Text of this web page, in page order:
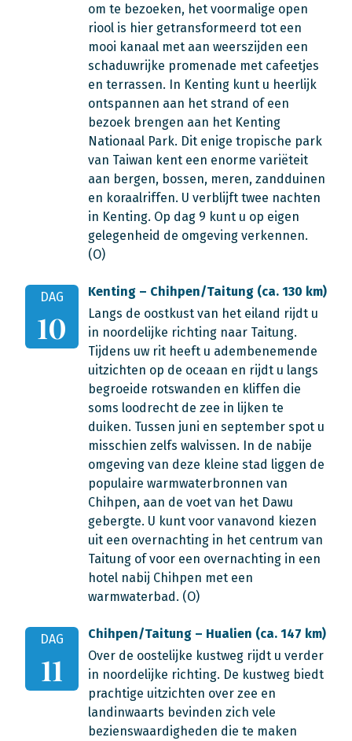
om te bezoeken, het voormalige open
riool is hier getransformeerd tot een
mooi kanaal met aan weerszijden een
schaduwrijke promenade met cafeetjes
en terrassen. In Kenting kunt u heerlijk
ontspannen aan het strand of een
bezoek brengen aan het Kenting
Nationaal Park. Dit enige tropische park
van Taiwan kent een enorme variëteit
aan bergen, bossen, meren, zandduinen
en koraalriffen. U verblijft twee nachten
in Kenting. Op dag 9 kunt u op eigen
gelegenheid de omgeving verkennen.
(O)
DAG
10
Kenting – Chihpen/Taitung (ca. 130 km)
Langs de oostkust van het eiland rijdt u
in noordelijke richting naar Taitung.
Tijdens uw rit heeft u adembenemende
uitzichten op de oceaan en rijdt u langs
begroeide rotswanden en kliffen die
soms loodrecht de zee in lijken te
duiken. Tussen juni en september spot u
misschien zelfs walvissen. In de nabije
omgeving van deze kleine stad liggen de
populaire warmwaterbronnen van
Chihpen, aan de voet van het Dawu
gebergte. U kunt voor vanavond kiezen
uit een overnachting in het centrum van
Taitung of voor een overnachting in een
hotel nabij Chihpen met een
warmwaterbad. (O)
DAG
11
Chihpen/Taitung – Hualien (ca. 147 km)
Over de oostelijke kustweg rijdt u verder
in noordelijke richting. De kustweg biedt
prachtige uitzichten over zee en
landinwaarts bevinden zich vele
bezienswaardigheden die te maken